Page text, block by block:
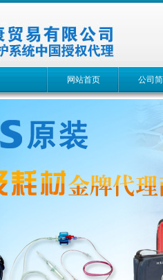
网站首页 公司